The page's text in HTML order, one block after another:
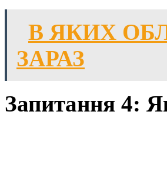
В ЯКИХ
ЗАРАЗ
Запитання 4: